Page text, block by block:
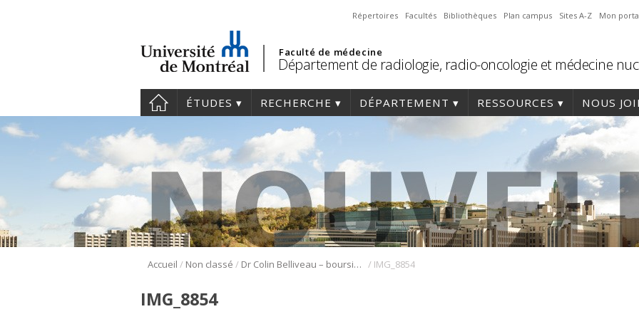
Répertoires Facultés Bibliothèques Plan campus Sites A-Z Mon
Faculté de médecine
Département de radiologie, radio-oncologie et médecine
ÉTUDES RECHERCHE DÉPARTEMENT RESSOURCES NOUS
Accueil / Non classé / Dr Colin Belliveau – boursier phase 1 du programme FRQS/MSSS / IMG_8854
IMG_8854